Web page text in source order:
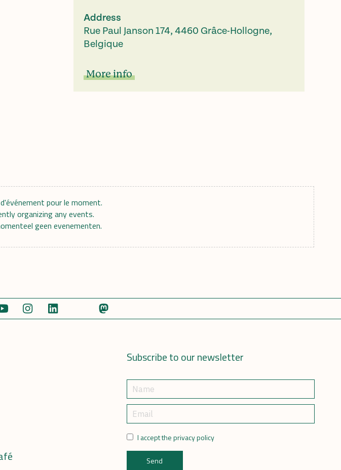
Address
Rue Paul Janson 174, 4460 Grâce-Hollogne,
Belgique
More info
pour le moment.
organizing any events.
geen evenementen.
Subscribe to our newsletter
I accept the privacy policy
Send